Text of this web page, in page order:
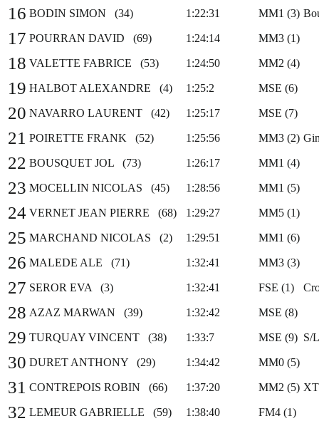
16 BODIN SIMON (34) 1:22:31 MM1 (3)
17 POURRAN DAVID (69) 1:24:14 MM3 (1)
18 VALETTE FABRICE (53) 1:24:50 MM2 (4)
19 HALBOT ALEXANDRE (4) 1:25:2 MSE (6)
20 NAVARRO LAURENT (42) 1:25:17 MSE (7)
21 POIRETTE FRANK (52) 1:25:56 MM3 (2)
22 BOUSQUET JOL (73) 1:26:17 MM1 (4)
23 MOCELLIN NICOLAS (45) 1:28:56 MM1 (5)
24 VERNET JEAN PIERRE (68) 1:29:27 MM5 (1)
25 MARCHAND NICOLAS (2) 1:29:51 MM1 (6)
26 MALEDE ALE (71) 1:32:41 MM3 (3)
27 SEROR EVA (3) 1:32:41 FSE (1)
28 AZAZ MARWAN (39) 1:32:42 MSE (8)
29 TURQUAY VINCENT (38) 1:33:7 MSE (9) S/
30 DURET ANTHONY (29) 1:34:42 MM0 (5)
31 CONTREPOIS ROBIN (66) 1:37:20 MM2 (5)
32 LEMEUR GABRIELLE (59) 1:38:40 FM4 (1)